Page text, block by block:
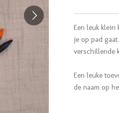
Een leuk klein
je op pad
verschillende
Een leuke
de naam op